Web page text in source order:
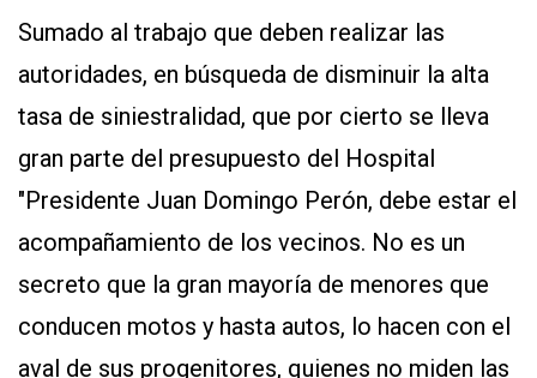
Sumado al trabajo que deben realizar las
autoridades, en búsqueda de disminuir la alta
tasa de siniestralidad, que por cierto se lleva
gran parte del presupuesto del Hospital
"Presidente Juan Domingo Perón, debe estar el
acompañamiento de los vecinos. No es un
secreto que la gran mayoría de menores que
conducen motos y hasta autos, lo hacen con el
aval de sus progenitores, quienes no miden las